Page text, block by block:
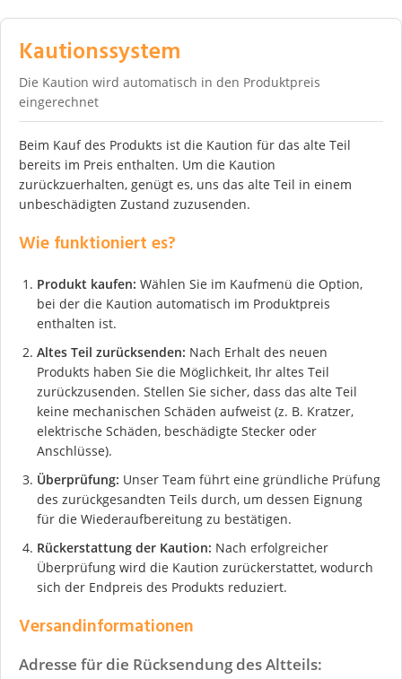
Kautionssystem
Die Kaution wird automatisch in den Produktpreis
eingerechnet
Beim Kauf des Produkts ist die Kaution für das alte Teil
bereits im Preis enthalten. Um die Kaution
zurückzuerhalten, genügt es, uns das alte Teil in einem
unbeschädigten Zustand zuzusenden.
Wie funktioniert es?
Produkt kaufen: Wählen Sie im Kaufmenü die Option,
bei der die Kaution automatisch im Produktpreis
enthalten ist.
Altes Teil zurücksenden: Nach Erhalt des neuen
Produkts haben Sie die Möglichkeit, Ihr altes Teil
zurückzusenden. Stellen Sie sicher, dass das alte Teil
keine mechanischen Schäden aufweist (z. B. Kratzer,
elektrische Schäden, beschädigte Stecker oder
Anschlüsse).
Überprüfung: Unser Team führt eine gründliche Prüfung
des zurückgesandten Teils durch, um dessen Eignung
für die Wiederaufbereitung zu bestätigen.
Rückerstattung der Kaution: Nach erfolgreicher
Überprüfung wird die Kaution zurückerstattet, wodurch
sich der Endpreis des Produkts reduziert.
Versandinformationen
Adresse für die Rücksendung des Altteils: